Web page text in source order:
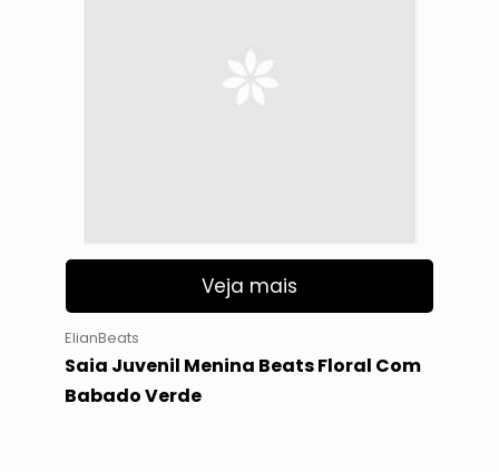
Veja mais
ElianBeats
Saia Juvenil Menina Beats Floral Com
Babado Verde